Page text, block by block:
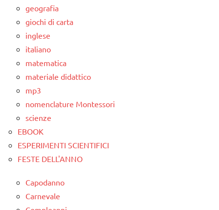
quadrati
magici
sottrazione
ARGOMENTI
PER ETA'
ARTICOLI
geografia
giochi di carta
inglese
italiano
matematica
materiale didattico
mp3
nomenclature Montessori
scienze
EBOOK
ESPERIMENTI SCIENTIFICI
FESTE DELL'ANNO
Capodanno
Carnevale